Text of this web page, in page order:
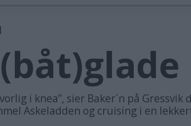
i knea”, sier Baker´n på
Askeladden og cruising i en